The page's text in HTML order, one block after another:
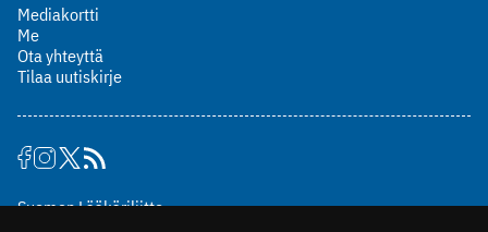
Mediakortti
Me
Ota yhteyttä
Tilaa uutiskirje
Suomen Lääkäriliitto